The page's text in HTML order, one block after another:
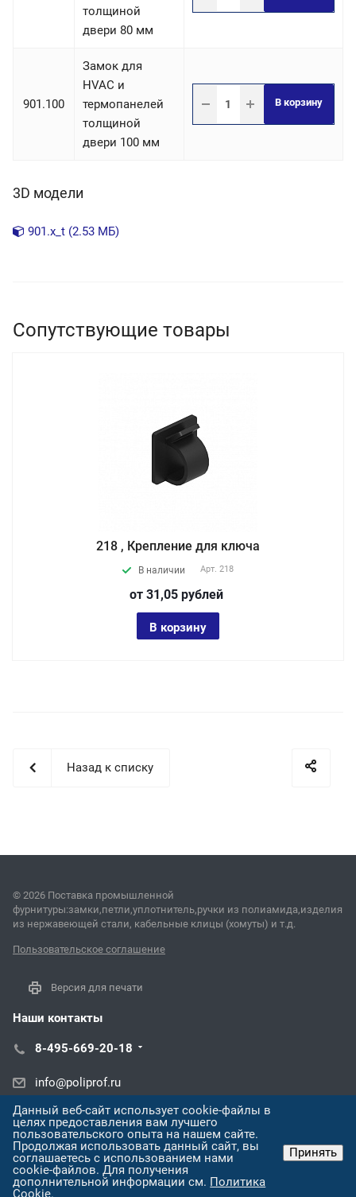
толщиной
двери 80 мм
901.100
Замок для
HVAC и
термопанелей
толщиной
двери 100 мм
В корзину
3D модели
901.x_t (2.53 МБ)
Сопутствующие товары
218 , Крепление для ключа
В наличии Арт. 218
от 31,05 рублей
В корзину
Назад к списку
© 2026 Поставка промышленной
фурнитуры:замки,петли,уплотнитель,ручки из полиамида,изделия
из нержавеющей стали, кабельные клицы (хомуты) и т.д.
Пользовательское соглашение
Версия для печати
Наши контакты
8-495-669-20-18
info@poliprof.ru
Алматы просп. Назарбаева, 273
Данный веб-сайт использует cookie-файлы в
целях предоставления вам лучшего
пользовательского опыта на нашем сайте.
Продолжая использовать данный сайт, вы
соглашаетесь с использованием нами
cookie-файлов. Для получения
дополнительной информации см. Политика
Cookie.
Принять